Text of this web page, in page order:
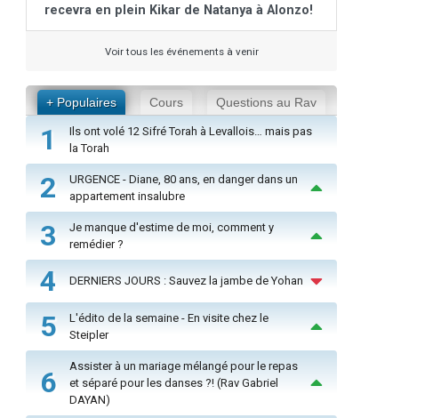
recevra en plein Kikar de Natanya à Alonzo!
Voir tous les événements à venir
+ Populaires Cours Questions au Rav
1
Ils ont volé 12 Sifré Torah à Levallois… mais pas
la Torah
2
URGENCE - Diane, 80 ans, en danger dans un
appartement insalubre
3
Je manque d'estime de moi, comment y
remédier ?
4 DERNIERS JOURS : Sauvez la jambe de Yohan
5
L'édito de la semaine - En visite chez le
Steipler
6
Assister à un mariage mélangé pour le repas
et séparé pour les danses ?! (Rav Gabriel
DAYAN)